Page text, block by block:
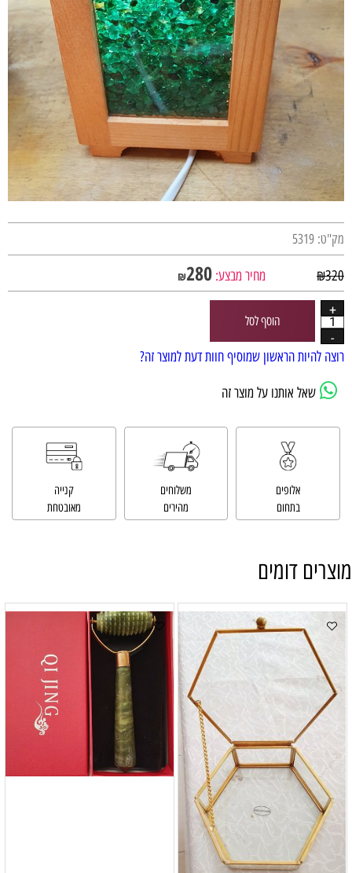
מק"ט: 5319
₪320 מחיר מבצע: ₪280
הוסף לסל
רוצה להיות הראשון שמוסיף חוות דעת למוצר זה?
שאל אותנו על מוצר זה
אלופים
בתחום
משלוחים
מהירים
קנייה
מאובטחת
מוצרים דומים